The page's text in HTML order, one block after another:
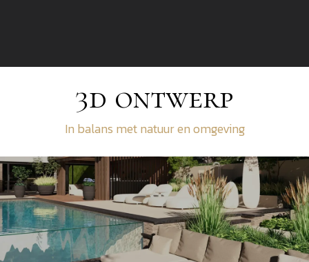
3d ontwerp
In balans met natuur en omgeving